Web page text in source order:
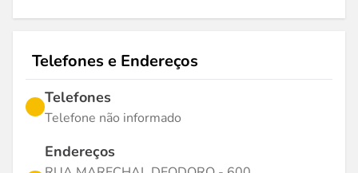
Telefones e Endereços
Telefones
Telefone não informado
Endereços